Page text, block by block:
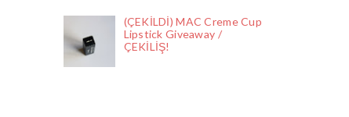
(ÇEKİLDİ) MAC Creme Cup
Lipstick Giveaway /
ÇEKİLİŞ!